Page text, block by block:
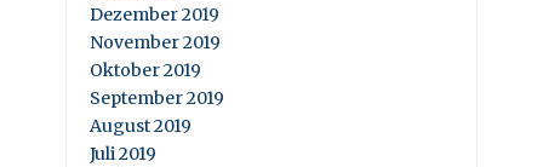
Dezember 2019
November 2019
Oktober 2019
September 2019
August 2019
Juli 2019